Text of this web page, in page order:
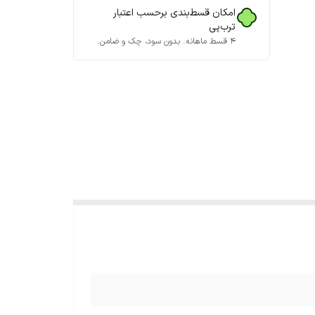
امکان قسط‌بندی برحسب اعتبار
ترب‌پی
۴ قسط ماهانه. بدون سود، چک و ضامن.